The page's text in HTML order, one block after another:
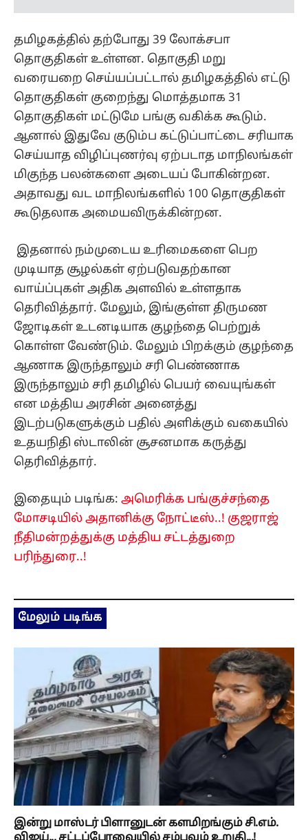
தொகுதிகள் குறைந்து மொத்தமாக 31
தொகுதிகள் மட்டுமே பங்கு வகிக்க கூடும்.
ஆனால் இதுவே குடும்ப கட்டுப்பாட்டை சரியாக
செய்யாத விழிப்புணர்வு ஏற்படாத மாநிலங்கள்
மிகுந்த பலன்களை அடையப் போகின்றன.
அதாவது வட மாநிலங்களில் 100 தொகுதிகள்
கூடுதலாக அமையவிருக்கின்றன.
இதனால் நம்முடைய உரிமைகளை பெற
முடியாத சூழல்கள் ஏற்படுவதற்கான
வாய்ப்புகள் அதிக அளவில் உள்ளதாக
தெரிவித்தார். மேலும், இங்குள்ள திருமண
ஜோடிகள் உடனடியாக குழந்தை பெற்றுக்
கொள்ள வேண்டும். மேலும் பிறக்கும் குழந்தை
ஆணாக இருந்தாலும் சரி பெண்ணாக
இருந்தாலும் சரி தமிழில் பெயர் வையுங்கள்
என மத்திய அரசின் அனைத்து
இடற்படுகளுக்கும் பதில் அளிக்கும் வகையில்
உதயநிதி ஸ்டாலின் சூசனமாக கருத்து
தெரிவித்தார்.
இதையும் படிங்க: அமெரிக்க பங்குச்சந்தை
மோசடியில் அதானிக்கு நோட்டீஸ்..! குஜராஜ்
நீதிமன்றத்துக்கு மத்திய சட்டத்துறை
பரிந்துரை..!
மேலும் படிங்க
இன்று மாஸ்டர் பிளானுடன் களமிறங்கும் சி.எம்.
விஜய்... சட்டப்பேரவையில் சம்பவம் உறுதி...!
அரசியல் 14 minutes ago